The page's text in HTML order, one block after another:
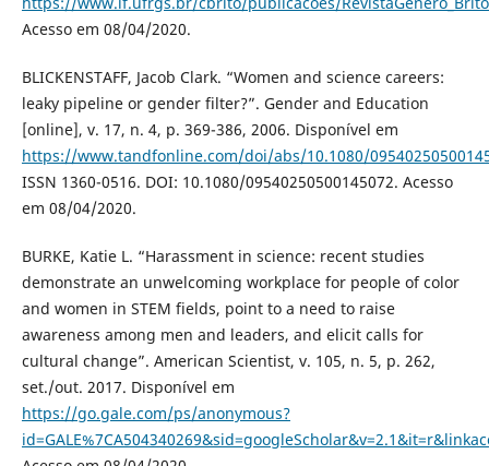
Acesso em 08/04/2020.
BLICKENSTAFF, Jacob Clark. “Women and science careers:
leaky pipeline or gender filter?”. Gender and Education
[online], v. 17, n. 4, p. 369-386, 2006. Disponível em
https://www.tandfonline.com/doi/abs/10.1080/
ISSN 1360-0516. DOI: 10.1080/09540250500145072. Acesso
em 08/04/2020.
BURKE, Katie L. “Harassment in science: recent studies
demonstrate an unwelcoming workplace for people of color
and women in STEM fields, point to a need to raise
awareness among men and leaders, and elicit calls for
cultural change”. American Scientist, v. 105, n. 5, p. 262,
set./out. 2017. Disponível em
https://go.gale.com/ps/anonymous?